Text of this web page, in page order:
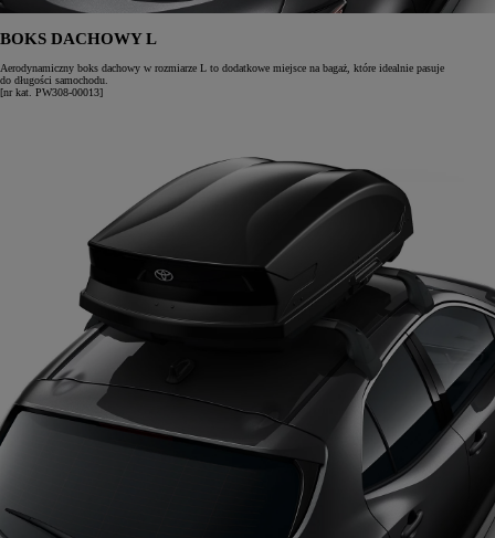
BOKS DACHOWY L
Aerodynamiczny boks dachowy w rozmiarze L to dodatkowe miejsce na bagaż, które idealnie pasuje
do długości samochodu.
[nr kat. PW308-00013]